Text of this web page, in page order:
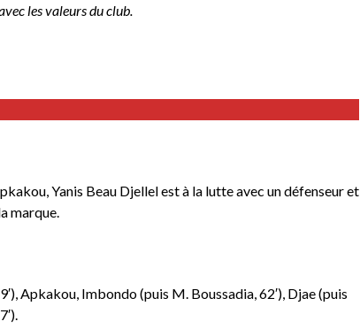
les valeurs du club.
Yanis Beau Djellel est à la lutte avec un défenseur et
marque.
Apkakou, Imbondo (puis M. Boussadia, 62′), Djae (puis